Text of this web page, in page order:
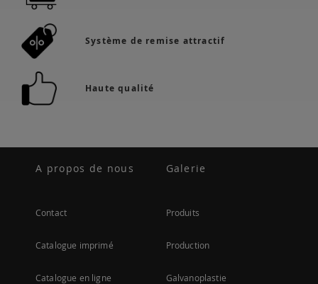
Système de remise attractif
Haute qualité
A propos de nous
Contact
Catalogue imprimé
Catalogue en ligne
Galerie
Produits
Production
Galvanoplastie